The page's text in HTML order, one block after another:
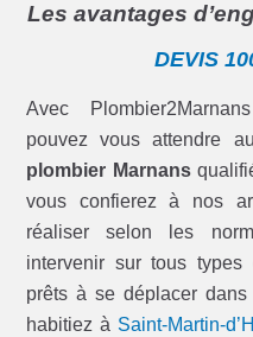
Les avantages
DEVIS
Avec
pouvez vous attendre
plombier Marnans
vous confierez à nos
réaliser selon les
intervenir sur tous types
prêts à se déplacer
habitiez à Saint-Martin-